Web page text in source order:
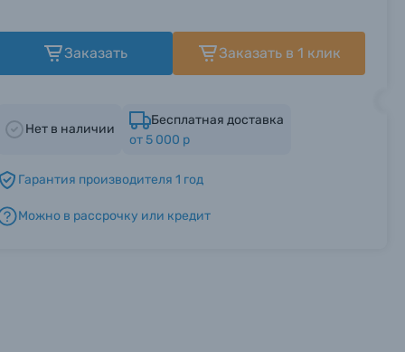
Заказать Заказать в 1 клик
Нет в наличии
Бесплатная доставка
от 5 000 р
Гарантия производителя 1 год
Можно в рассрочку или кредит